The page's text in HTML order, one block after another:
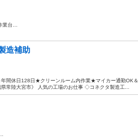
業台…
造補助
間休日128日★クリーンルーム内作業★マイカー通勤OK＆
常陸大宮市》 人気の工場のお仕事 ◇コネクタ製造工...